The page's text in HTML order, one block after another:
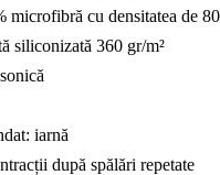
microfibră cu densitatea de
siliconizată 360 gr/m²
iarnă
după spălări repetate